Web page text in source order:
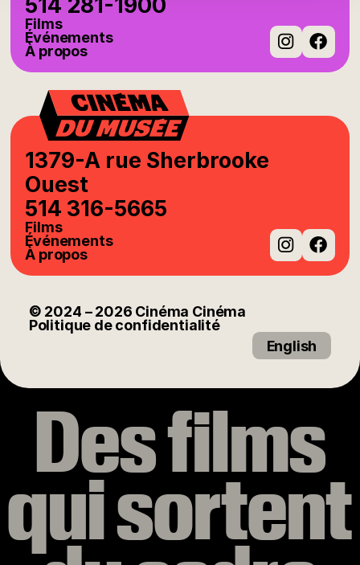
Films
Événements
À propos
1379-A rue Sherbrooke
Ouest
514 316-5665
Films
Événements
À propos
© 2024 – 2026 Cinéma Cinéma
Politique de confidentialité
English
Des films
qui sortent